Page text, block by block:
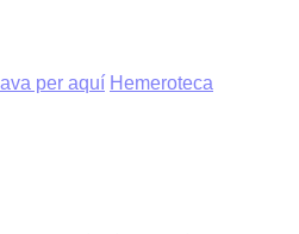
per aquí Hemeroteca